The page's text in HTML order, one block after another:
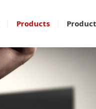
Products